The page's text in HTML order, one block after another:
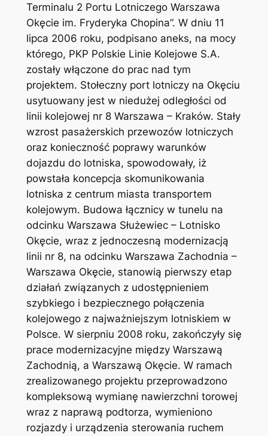
Terminalu 2 Portu Lotniczego Warszawa
Okęcie im. Fryderyka Chopina”. W dniu 11
lipca 2006 roku, podpisano aneks, na mocy
którego, PKP Polskie Linie Kolejowe S.A.
zostały włączone do prac nad tym
projektem. Stołeczny port lotniczy na Okęciu
usytuowany jest w niedużej odległości od
linii kolejowej nr 8 Warszawa – Kraków. Stały
wzrost pasażerskich przewozów lotniczych
oraz konieczność poprawy warunków
dojazdu do lotniska, spowodowały, iż
powstała koncepcja skomunikowania
lotniska z centrum miasta transportem
kolejowym. Budowa łącznicy w tunelu na
odcinku Warszawa Służewiec – Lotnisko
Okęcie, wraz z jednoczesną modernizacją
linii nr 8, na odcinku Warszawa Zachodnia –
Warszawa Okęcie, stanowią pierwszy etap
działań związanych z udostępnieniem
szybkiego i bezpiecznego połączenia
kolejowego z najważniejszym lotniskiem w
Polsce. W sierpniu 2008 roku, zakończyły się
prace modernizacyjne między Warszawą
Zachodnią, a Warszawą Okęcie. W ramach
zrealizowanego projektu przeprowadzono
kompleksową wymianę nawierzchni torowej
wraz z naprawą podtorza, wymieniono
rozjazdy i urządzenia sterowania ruchem